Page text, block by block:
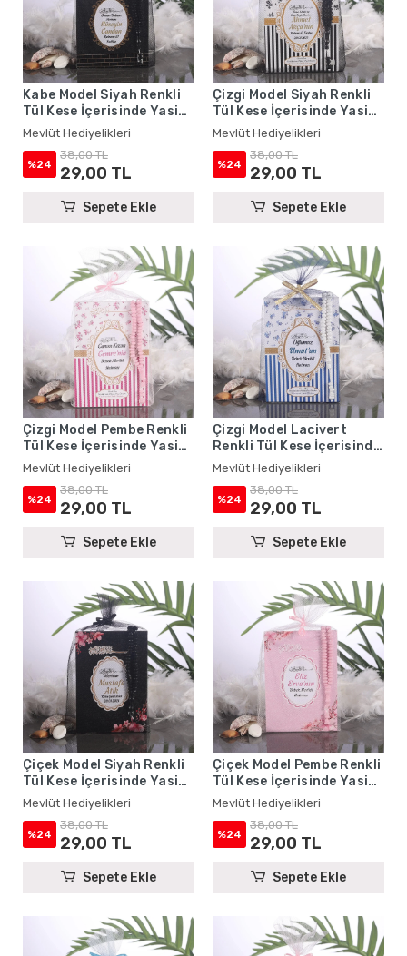
Kabe Model Siyah Renkli
Tül Kese İçerisinde Yasin
Kitabı ve Tesbih - Mevlüt
Hediyelikleri
Mevlüt Hediyelikleri
%24
38,00 TL
29,00 TL
Sepete Ekle
Çizgi Model Siyah Renkli
Tül Kese İçerisinde Yasin
Kitabı ve Tesbih - Mevlüt
Hediyelikleri
Mevlüt Hediyelikleri
%24
38,00 TL
29,00 TL
Sepete Ekle
Çizgi Model Pembe Renkli
Tül Kese İçerisinde Yasin
Kitabı ve Tesbih - Mevlüt
Hediyelikleri
Mevlüt Hediyelikleri
%24
38,00 TL
29,00 TL
Sepete Ekle
Çizgi Model Lacivert
Renkli Tül Kese İçerisinde
Yasin Kitabı ve Tesbih -
Mevlüt Hediyelikleri
Mevlüt Hediyelikleri
%24
38,00 TL
29,00 TL
Sepete Ekle
Çiçek Model Siyah Renkli
Tül Kese İçerisinde Yasin
Kitabı ve Tesbih - Mevlüt
Hediyelikleri
Mevlüt Hediyelikleri
%24
38,00 TL
29,00 TL
Sepete Ekle
Çiçek Model Pembe Renkli
Tül Kese İçerisinde Yasin
Kitabı ve Tesbih - Mevlüt
Hediyelikleri
Mevlüt Hediyelikleri
%24
38,00 TL
29,00 TL
Sepete Ekle